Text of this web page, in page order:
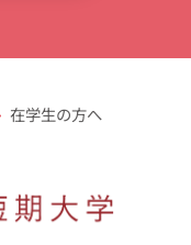
在学生の方へ